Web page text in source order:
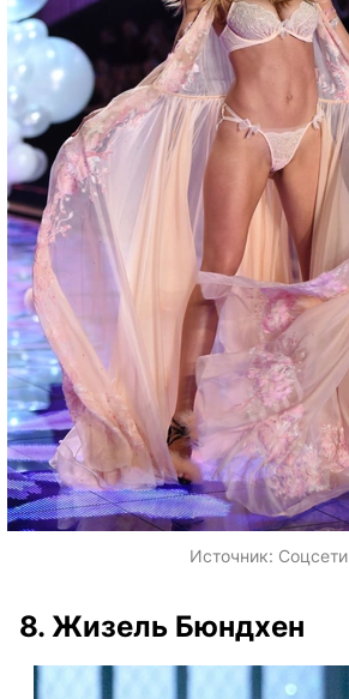
Источник: Соцсети
8. Жизель Бюндхен